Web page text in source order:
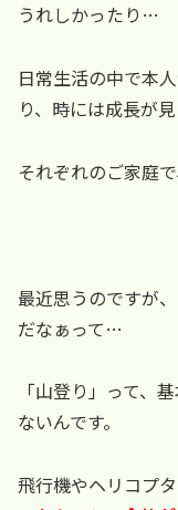
うれしかったり…
日常生活の中で本
り、時には成長が
それぞれのご家庭
最近思うのですが
だなぁって…
「山登り」って、
ないんです。
飛行機やヘリコプ